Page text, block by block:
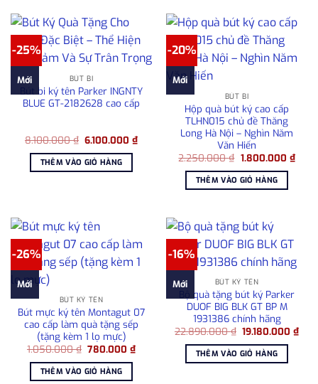
-25%
Mới BÚT BI
Bút bi ký tên Parker INGNTY
BLUE GT-2182628 cao cấp
8.100.000₫ Giá
là:
8.100.000 ₫.
6.100.000₫Giá
hiện
6.100.000 ₫.
THÊM VÀO GIỎ HÀNG
-20%
Mới
BÚT BI
Hộp quà bút ký cao cấp
TLHN015 chủ đề Thăng
Long Hà Nội – Nghìn Năm
Văn Hiến
2.250.000₫ Giá
là:
2.250.000 ₫.
1.800.000 ₫Giá
hiện
THÊM VÀO GIỎ HÀNG
-26%
Mới
BÚT KÝ TÊN
Bút mực ký tên Montagut 07
cao cấp làm quà tặng sếp
(tặng kèm 1 lọ mực)
1.050.000₫ Giá
là:
1.050.000 ₫.
780.000₫Giá
hiện
THÊM VÀO GIỎ HÀNG
-16%
Mới BÚT KÝ TÊN
Bộ quà tặng bút ký Parker
DUOF BIG BLK GT BP M
1931386 chính hãng
22.890.000₫ Giá
là:
22.890.000 ₫.
19.180.000₫Giá
hiện
THÊM VÀO GIỎ HÀNG